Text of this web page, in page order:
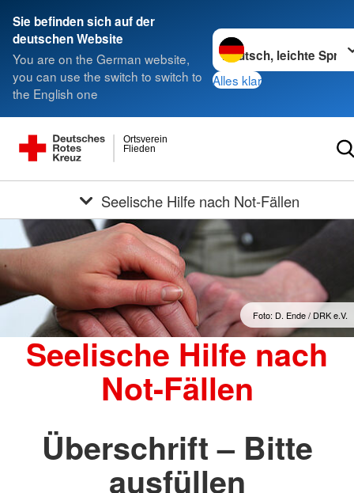
Sie befinden sich auf der
deutschen Website
You are on the German website,
you can use the switch to switch to
the English one
Sprache wechseln zu
Alles klar
Flieden
Ortsverein
Seelische Hilfe nach Not-Fällen
Foto: D. Ende / DRK e.V.
Seelische Hilfe nach
Not-Fällen
Überschrift – Bitte
ausfüllen